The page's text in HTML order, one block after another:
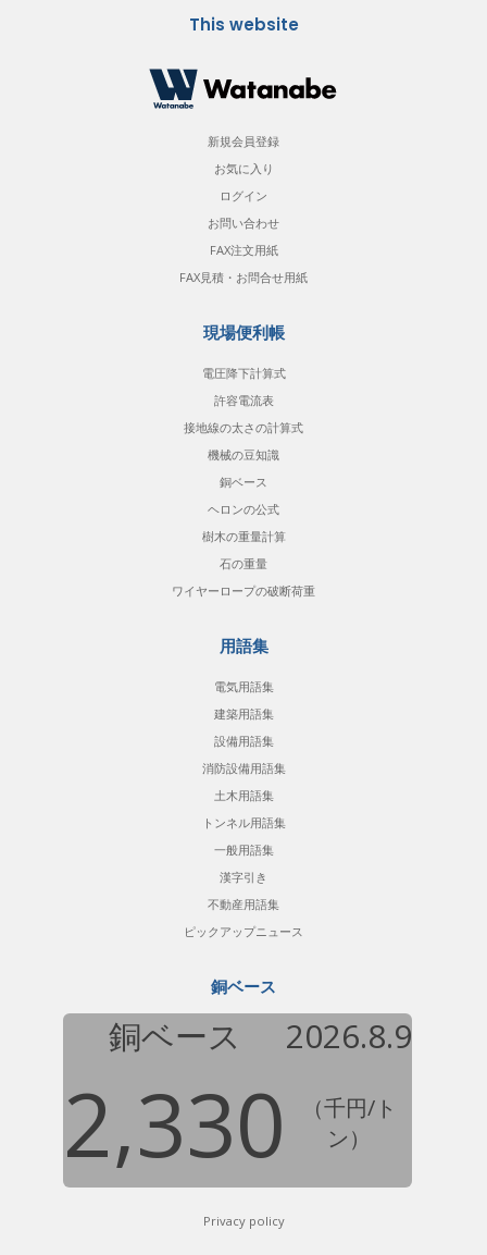
This website
新規会員登録
お気に入り
ログイン
お問い合わせ
FAX注文用紙
FAX見積・お問合せ用紙
現場便利帳
電圧降下計算式
許容電流表
接地線の太さの計算式
機械の豆知識
銅ベース
ヘロンの公式
樹木の重量計算
石の重量
ワイヤーロープの破断荷重
用語集
電気用語集
建築用語集
設備用語集
消防設備用語集
土木用語集
トンネル用語集
一般用語集
漢字引き
不動産用語集
ピックアップニュース
銅ベース
銅ベース 2026.8.9
2,330
（千円/ト
ン）
Privacy policy